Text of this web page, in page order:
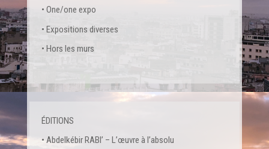
• One/one expo
• Expositions diverses
• Hors les murs
ÉDITIONS
• Abdelkébir RABI’ – L’œuvre à l’absolu